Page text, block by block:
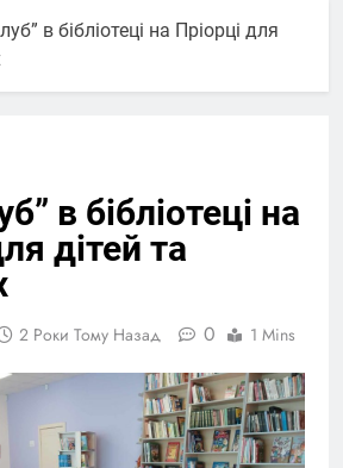
в бібліотеці на Пріорці для
в бібліотеці на
дітей та
2 Роки Тому Назад 0 1 Mins